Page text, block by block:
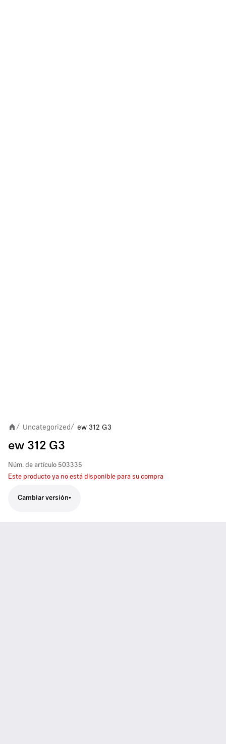
/ Uncategorized/ ew 312 G3
ew 312 G3
Núm. de artículo 503335
Este producto ya no está disponible para su compra
Cambiar versión